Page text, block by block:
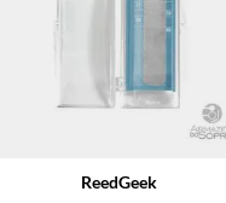
ReedGeek